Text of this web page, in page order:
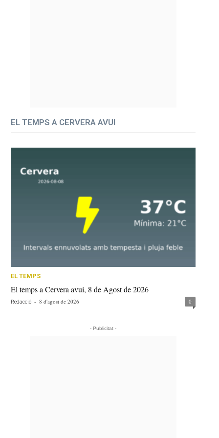
EL TEMPS A CERVERA AVUI
EL TEMPS
El temps a Cervera avui, 8 de Agost de 2026
Redacció - 8 d'agost de 2026 0
- Publicitat -